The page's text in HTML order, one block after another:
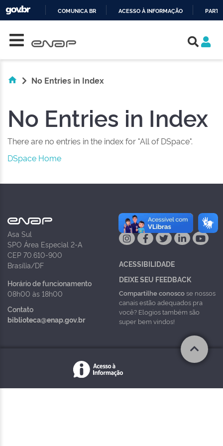
COMUNICA BR ACESSO À INFORMAÇÃO
No Entries in Index
No Entries in Index
There are no entries in the index for "All of DSpace".
DSpace Home
Asa Sul
SPO Área Especial 2-A
CEP 70.610-900
Brasília/DF
Horário de funcionamento
08h00 às 18h00
Contato
biblioteca@enap.gov.br
NAS REDES
ACESSIBILIDADE
DEIXE SEU FEEDBACK
Compartilhe conoscose nossos
canais estão adequados pra
você? Elogios também são
super bem vindos!